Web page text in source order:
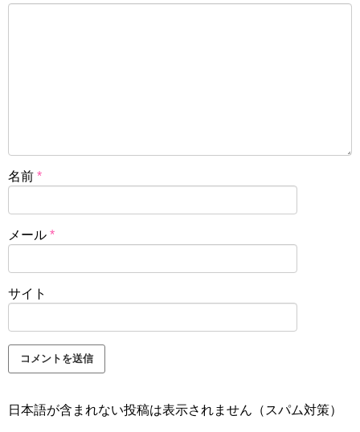
名前 *
メール *
サイト
日本語が含まれない投稿は表示されません（スパム対策）